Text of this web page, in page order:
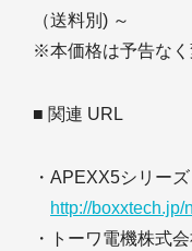
（送料別) ～
※本価格は予告な
■ 関連 URL
・APEXX5シリーズ
http://
・トーワ電機株式